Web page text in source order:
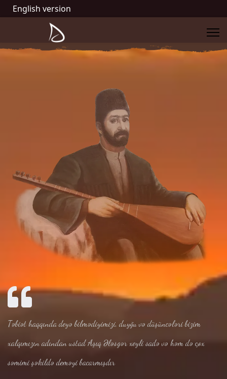
English version
Təbiət haqqında deyə bilmədiyimizi, duyğu və düşüncələri bizim
xalqımızın adından ustad Aşıq Ələsgər xeyli sadə və həm də çox
səmimi şəkildə deməyi bacarmışdır